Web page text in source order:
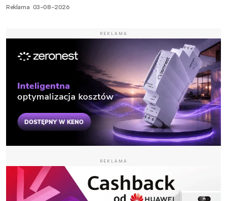
Reklama 03-08-2026
REKLAMA
REKLAMA